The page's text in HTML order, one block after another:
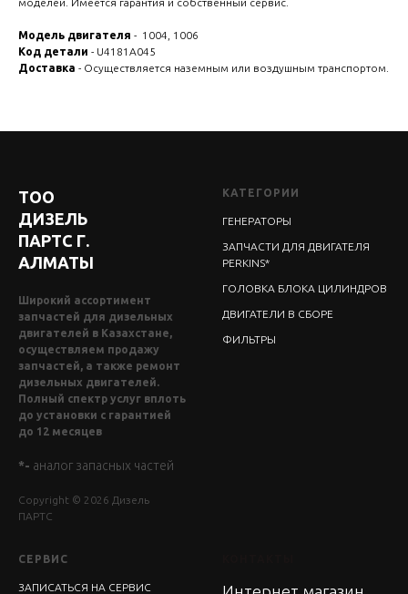
моделей. Имеется гарантия и собственный сервис.
Модель двигателя - 1004, 1006
Код детали - U4181A045
Доставка - Осуществляется наземным или воздушным транспортом.
ТОО
ДИЗЕЛЬ
ПАРТС Г.
АЛМАТЫ
Широкий ассортимент
запчастей для дизельных
двигателей в Казахстане,
осуществляем продажу
запчастей, а также ремонт
дизельных двигателей.
Полный спектр услуг вплоть
до установки с гарантией
до 12 месяцев
*- аналог запасных частей
Copyright © 2026 Дизель
ПАРТС
КАТЕГОРИИ
ГЕНЕРАТОРЫ
ЗАПЧАСТИ ДЛЯ ДВИГАТЕЛЯ
PERKINS*
ГОЛОВКА БЛОКА ЦИЛИНДРОВ
ДВИГАТЕЛИ В СБОРЕ
ФИЛЬТРЫ
СЕРВИС
ЗАПИСАТЬСЯ НА СЕРВИС